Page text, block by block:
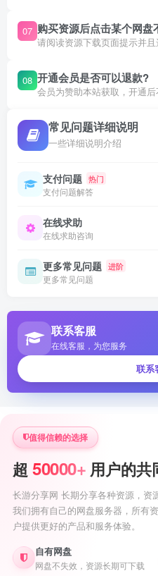
07 购买资源后点击某个网盘
请阅读资源下载页面提示并且
08 开通会员是否可以退款?
会员为赞助本站获取，开通后
常见问题详细说明
一些详细说明介绍
支付问题 热门
支付问题解答
在线求助
在线求助咨询
更多常见问题 进阶
更多常见问题
联系客服
在线客服，为您服务
联系
值得信赖的选择
超 50000+ 用户的共
长游分享网 长期分享各种资源，资
我们拥有自己的网盘服务器，所有
户提供更好的产品和服务体验。
自有网盘
网盘不失效，资源长期可下载